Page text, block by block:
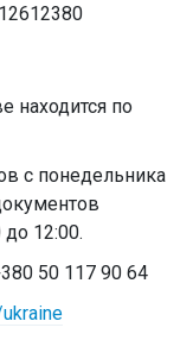
находится по
с понедельника
12:00.
50 117 90 64